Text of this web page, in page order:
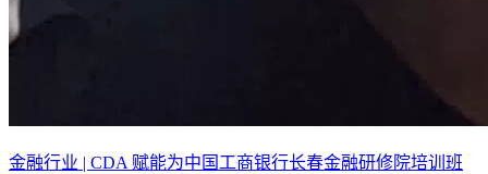
金融行业 | CDA 赋能为中国工商银行长春金融研修院培训班